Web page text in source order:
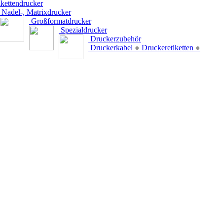
Nadel-, Matrixdrucker
Großformatdrucker
Spezialdrucker
Druckerzubehör
Druckerkabel ● Druckeretiketten ●